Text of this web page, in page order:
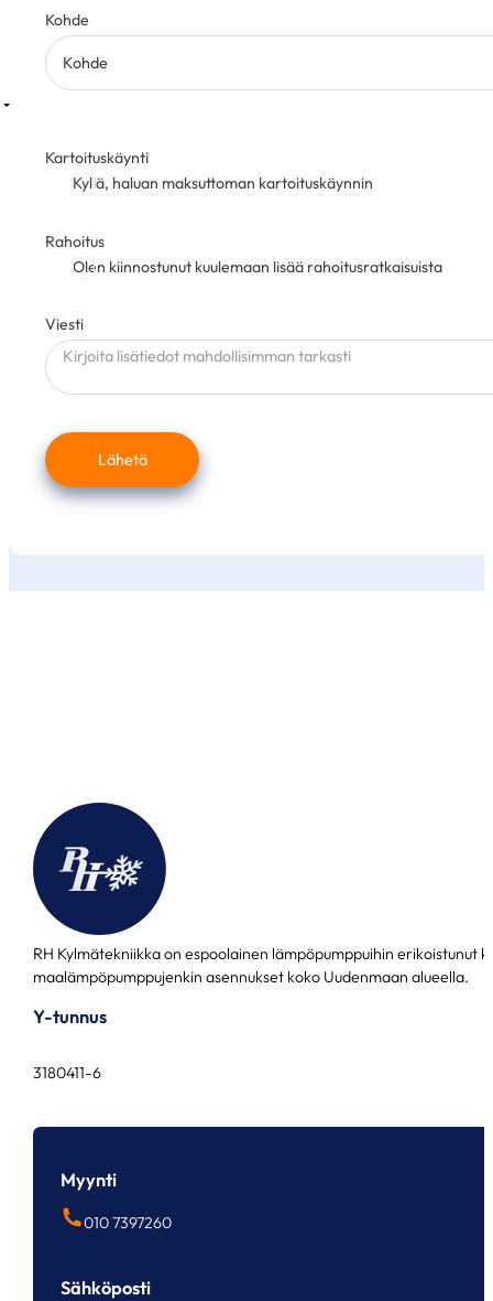
Kohde
Kartoituskäynti
Kyllä, haluan maksuttoman kartoituskäynnin
Rahoitus
Olen kiinnostunut kuulemaan lisää rahoitusratkaisuista
Viesti
Lähetä
RH Kylmätekniikka on espoolainen lämpöpumppuihin
maalämpöpumppujenkin asennukset koko Uudenmaan alueella.
Y-tunnus
3180411-6
Myynti
010 7397260
Sähköposti